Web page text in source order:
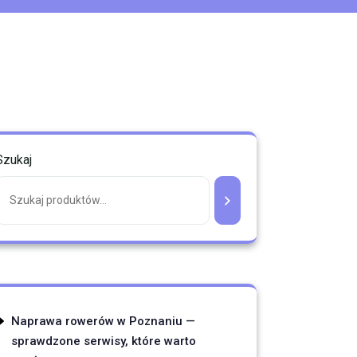
Naprawa rowerów w Poznaniu —
sprawdzone serwisy, które warto